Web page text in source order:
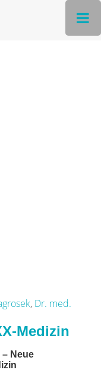
, Dr. med.
Medizin
Neue